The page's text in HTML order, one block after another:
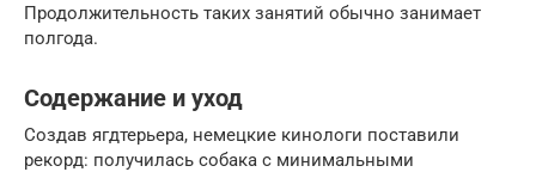
Продолжительность таких занятий обычно занимает
полгода.
Содержание и уход
Создав ягдтерьера, немецкие кинологи поставили
рекорд: получилась собака с минимальными